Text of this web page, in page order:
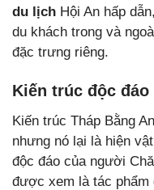
du lịch Hội An hấp
du khách trong và
đặc trưng riêng.
Kiến trúc độc đáo
Kiến trúc Tháp Bằng
nhưng nó lại là hiện
độc đáo của người
được xem là tác phẩm